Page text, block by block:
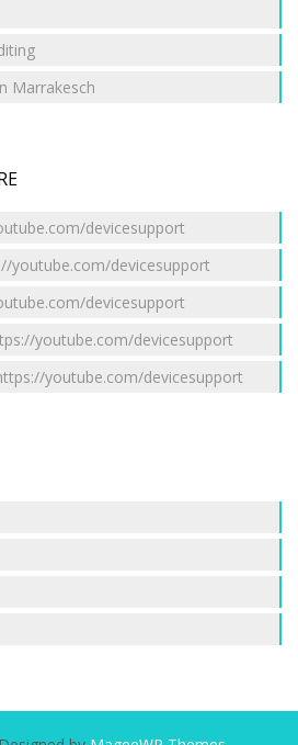
Marrakesch
devicesupport
youtube.com/devicesupport
devicesupport
youtube.com/devicesupport
youtube.com/devicesupport